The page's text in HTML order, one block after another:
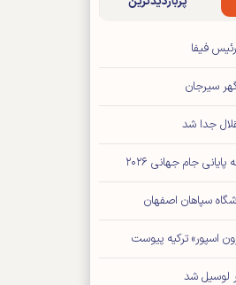
فیفا
سیرجان
جدا شد
جام جهانی ۲۰۲۶
سپاهان اصفهان
اسپور» ترکیه پیوست
لوسیل شد